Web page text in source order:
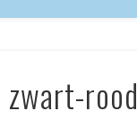
zwart-rood